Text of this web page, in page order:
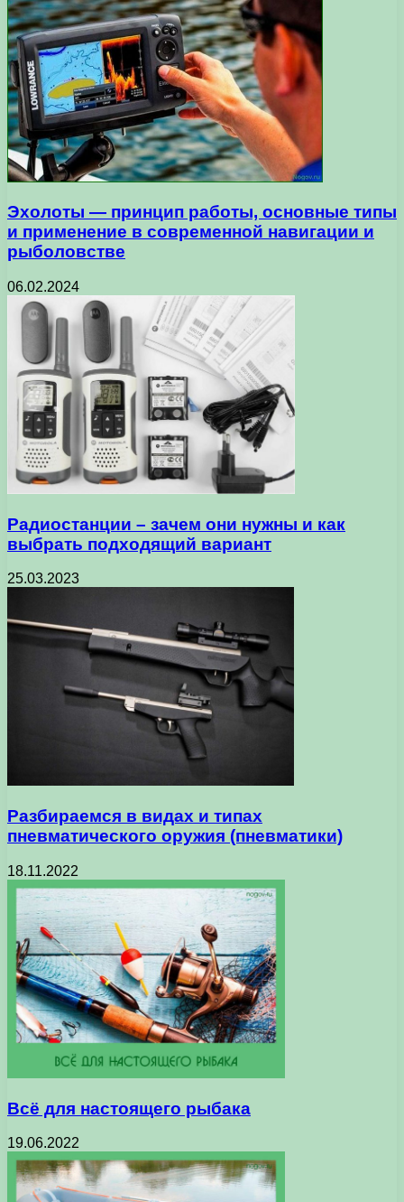
Эхолоты — принцип работы, основные типы
и применение в современной навигации и
рыболовстве
06.02.2024
Радиостанции – зачем они нужны и как
выбрать подходящий вариант
25.03.2023
Разбираемся в видах и типах
пневматического оружия (пневматики)
18.11.2022
Всё для настоящего рыбака
19.06.2022